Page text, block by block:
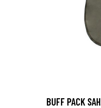
BUFF PACK